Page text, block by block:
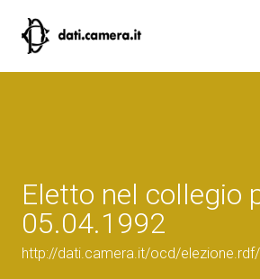
Eletto nel collegio
05.04.1992
http://dati.camera.it/ocd/